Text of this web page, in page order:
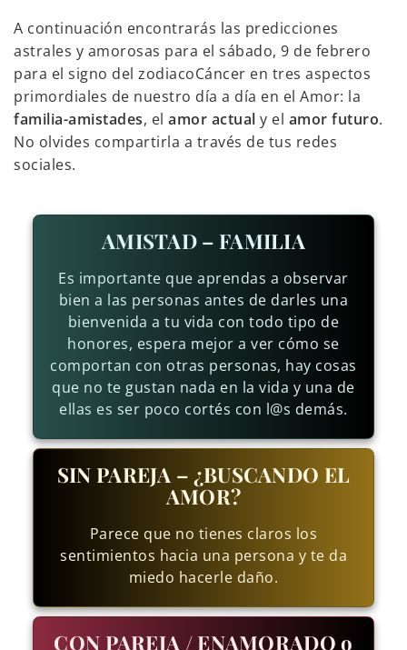
A continuación encontrarás las predicciones
astrales y amorosas para el sábado, 9 de febrero
para el signo del zodiacoCáncer en tres aspectos
primordiales de nuestro día a día en el Amor: la
familia-amistades, el amor actual y el amor futuro.
No olvides compartirla a través de tus redes
sociales.
AMISTAD – FAMILIA
Es importante que aprendas a observar
bien a las personas antes de darles una
bienvenida a tu vida con todo tipo de
honores, espera mejor a ver cómo se
comportan con otras personas, hay cosas
que no te gustan nada en la vida y una de
ellas es ser poco cortés con l@s demás.
SIN PAREJA – ¿BUSCANDO EL
AMOR?
Parece que no tienes claros los
sentimientos hacia una persona y te da
miedo hacerle daño.
CON PAREJA / ENAMORADO o